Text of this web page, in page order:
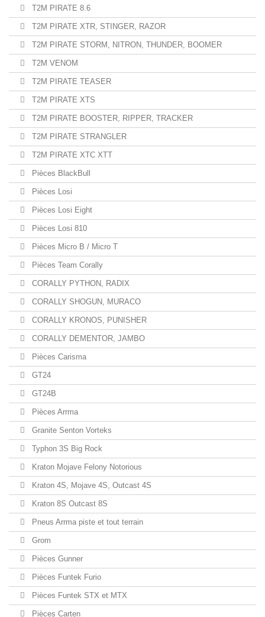
T2M PIRATE 8.6
T2M PIRATE XTR, STINGER, RAZOR
T2M PIRATE STORM, NITRON, THUNDER, BOOMER
T2M VENOM
T2M PIRATE TEASER
T2M PIRATE XTS
T2M PIRATE BOOSTER, RIPPER, TRACKER
T2M PIRATE STRANGLER
T2M PIRATE XTC XTT
Pièces BlackBull
Pièces Losi
Pièces Losi Eight
Pièces Losi 810
Pièces Micro B / Micro T
Pièces Team Corally
CORALLY PYTHON, RADIX
CORALLY SHOGUN, MURACO
CORALLY KRONOS, PUNISHER
CORALLY DEMENTOR, JAMBO
Pièces Carisma
GT24
GT24B
Pièces Arrma
Granite Senton Vorteks
Typhon 3S Big Rock
Kraton Mojave Felony Notorious
Kraton 4S, Mojave 4S, Outcast 4S
Kraton 8S Outcast 8S
Pneus Arrma piste et tout terrain
Grom
Pièces Gunner
Pièces Funtek Furio
Pièces Funtek STX et MTX
Pièces Carten